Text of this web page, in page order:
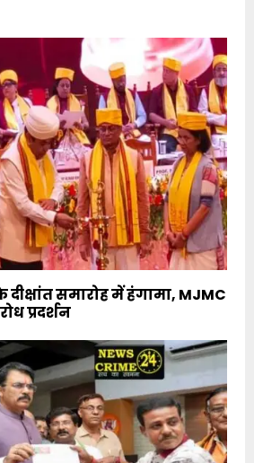
दीक्षांत समारोह में हंगामा, MJMC
प्रदर्शन